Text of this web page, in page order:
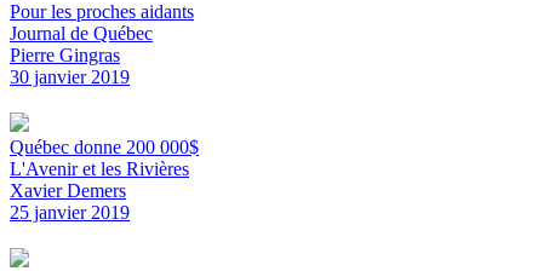
Pour les proches aidants
Journal de Québec
Pierre Gingras
30 janvier 2019
Québec donne 200 000$
L'Avenir et les Rivières
Xavier Demers
25 janvier 2019